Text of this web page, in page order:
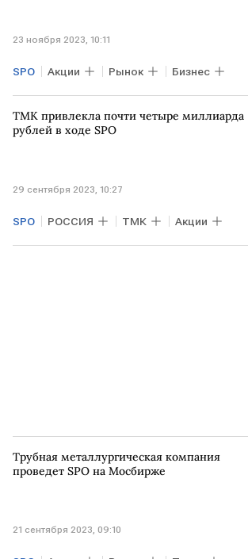
23 ноября 2023, 10:11
SPO Акции Рынок Бизнес
Облигации РОССИЯ Инарктика
Мосбиржа
ТМК привлекла почти четыре миллиарда
рублей в ходе SPO
29 сентября 2023, 10:27
SPO РОССИЯ ТМК Акции
Трубная металлургическая компания
проведет SPO на Мосбирже
21 сентября 2023, 09:10